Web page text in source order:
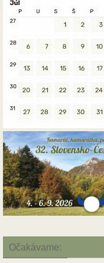
Očakávame: